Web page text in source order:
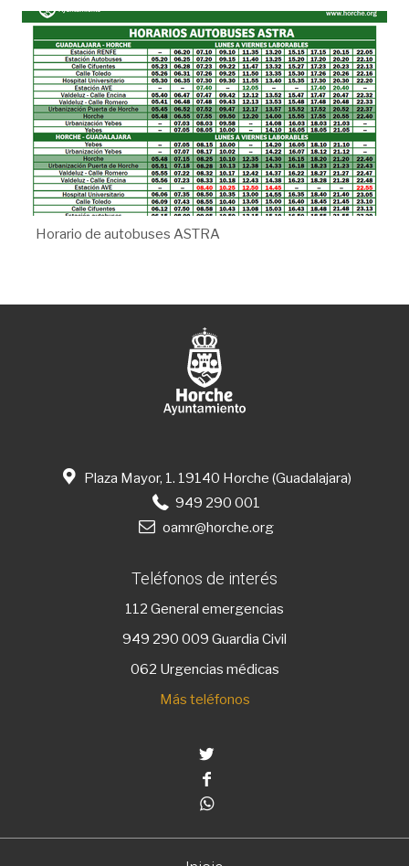
Horario de autobuses ASTRA
Plaza Mayor, 1. 19140 Horche (Guadalajara)
949 290 001
oamr@horche.org
Teléfonos de interés
112 General emergencias
949 290 009 Guardia Civil
062 Urgencias médicas
Más teléfonos